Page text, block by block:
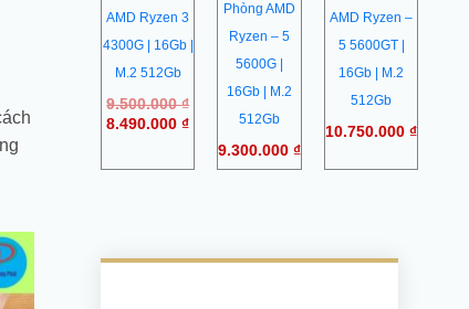
AMD Ryzen 3
4300G | 16Gb |
M.2 512Gb
9.500.000₫
8.490.000₫
Phòng AMD
Ryzen – 5
5600G |
16Gb | M.2
512Gb
9.300.000₫
AMD Ryzen –
5 5600GT |
16Gb | M.2
512Gb
10.750.000₫